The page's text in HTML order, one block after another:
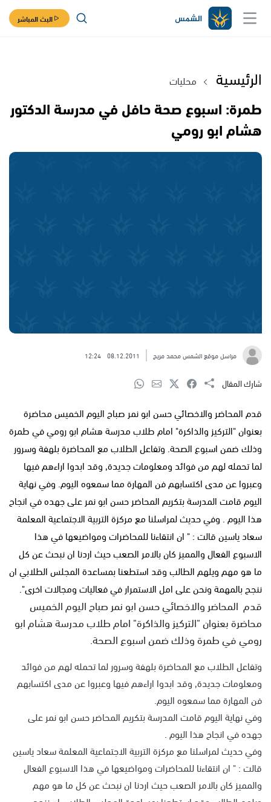
البث المباشر
الرئيسية محليات
طمرة: اسبوع صحة حافل في مدرسة الدكتور
هشام ابو رومي
مراسل موقع الشمس محمد مريح 08.12.2011
12:24
شارك المقال
قدم المحاضر والاخصائي حسن ابو نمر صباح اليوم الخميس محاضرة
بعنوان "التركيز والذاكرة" امام طلاب مدرسة هشام ابو رومي في طمرة
وذلك ضمن اسبوع الصحة. وتفاعل الطلاب مع المحاضرة بلهفة وسرور
لما تحمله لهم من فوائد ومعلومات جديدة, وقد ابدوا اراءهم فيها
وعبروا عن مدى اكتسابهم فن المهارة مما سمعوه اليوم. وفي نهاية
اليوم قامت المدرسة بتكريم المحاضر حسن ابو نمر على جهده في انجاح
هذا اليوم . وفي حديث لمراسلنا مع مركزة التربية الاجتماعية المعلمة
سعاد ياسين قالت : " ان انتقاءنا للمحاضرات ومواضيعها في هذا
الاسبوع الفعال والمميز كان بالامر الصعب حيث اردنا ان نبحث عن كل
ما هو مهم ويلهم الطالب وقد استطعنا بمساعدة المجلس الطلابي ان
ننجح بالمهمة ونحن على امل الاستمرار في فعاليات ومجالات اخرى".
قدم المحاضر والاخصائي حسن ابو نمر صباح اليوم الخميس
محاضرة بعنوان "التركيز والذاكرة" امام طلاب مدرسة هشام ابو
رومي في طمرة وذلك ضمن اسبوع الصحة.
وتفاعل الطلاب مع المحاضرة بلهفة وسرور لما تحمله لهم من فوائد
ومعلومات جديدة, وقد ابدوا اراءهم فيها وعبروا عن مدى اكتسابهم
فن المهارة مما سمعوه اليوم.
وفي نهاية اليوم قامت المدرسة بتكريم المحاضر حسن ابو نمر على
جهده في انجاح هذا اليوم .
وفي حديث لمراسلنا مع مركزة التربية الاجتماعية المعلمة سعاد ياسين
قالت : " ان انتقاءنا للمحاضرات ومواضيعها في هذا الاسبوع الفعال
والمميز كان بالامر الصعب حيث اردنا ان نبحث عن كل ما هو مهم